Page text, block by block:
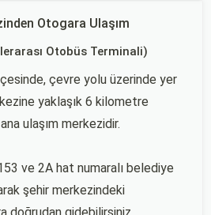
Otogara Ulaşım
Otobüs Terminali)
çevre yolu üzerinde yer
yaklaşık 6 kilometre
ulaşım merkezidir.
ve 2A hat numaralı belediye
şehir merkezindeki